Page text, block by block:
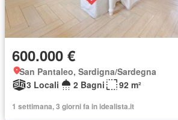
600.000 €
San Pantaleo, Sardigna/Sardegna
3 Locali
2 Bagni 92 m²
1 settimana, 3 giorni fa in idealista.it